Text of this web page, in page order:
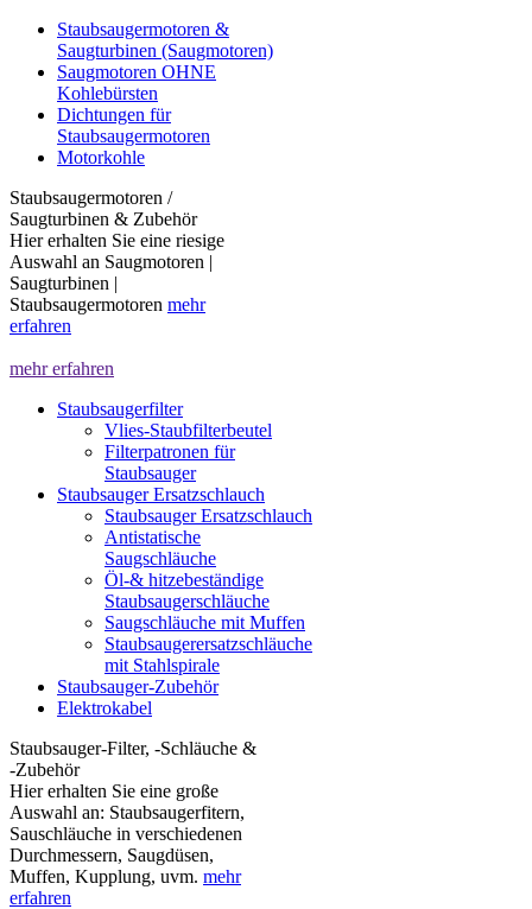
Staubsaugermotoren &
Saugturbinen (Saugmotoren)
Saugmotoren OHNE
Kohlebürsten
Dichtungen für
Staubsaugermotoren
Motorkohle
Staubsaugermotoren /
Saugturbinen & Zubehör
Hier erhalten Sie eine riesige
Auswahl an Saugmotoren |
Saugturbinen |
Staubsaugermotoren mehr
erfahren
mehr erfahren
Staubsaugerfilter
Vlies-Staubfilterbeutel
Filterpatronen für
Staubsauger
Staubsauger Ersatzschlauch
Staubsauger Ersatzschlauch
Antistatische
Saugschläuche
Öl-& hitzebeständige
Staubsaugerschläuche
Saugschläuche mit Muffen
Staubsaugerersatzschläuche
mit Stahlspirale
Staubsauger-Zubehör
Elektrokabel
Staubsauger-Filter, -Schläuche &
-Zubehör
Hier erhalten Sie eine große
Auswahl an: Staubsaugerfitern,
Sauschläuche in verschiedenen
Durchmessern, Saugdüsen,
Muffen, Kupplung, uvm. mehr
erfahren